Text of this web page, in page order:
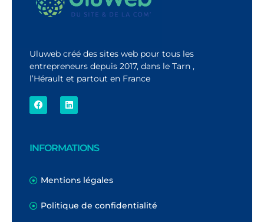
Uluweb créé des sites web pour tous les
entrepreneurs depuis 2017, dans le Tarn ,
l’Hérault et partout en France
INFORMATIONS
Mentions légales
Politique de confidentialité